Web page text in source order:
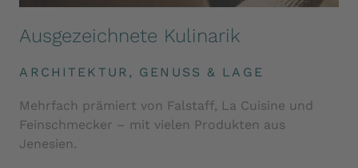
Ausgezeichnete Kulinarik
ARCHITEKTUR, GENUSS & LAGE
Mehrfach prämiert von Falstaff, La Cuisine und
Feinschmecker – mit vielen Produkten aus
Jenesien.